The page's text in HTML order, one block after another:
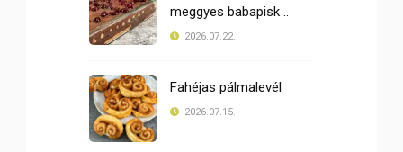
meggyes babapisk ..
2026.07.22.
Fahéjas pálmalevél
2026.07.15.